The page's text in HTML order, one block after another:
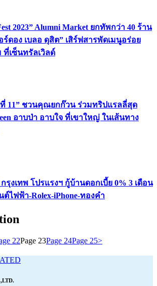
2023” Alumni Market ยกทัพกว่า 40 ร้าน
ร์ดอง เบลอ ดุสิต” เสิร์ฟสารพัดเมนูอร่อย
ที่เซ็นทรัลเวิลด์
ที่ 11” ชวนคุณยกก๊วน ร่วมทริปแรลลี่สุด
อาบป่า อาบใจ ที่เขาใหญ่ ในเส้นทาง
รุงเทพ โปรแรงฯ กู้บ้านดอกเบี้ย 0% 3 เดือน
ไฟฟ้า-Rolex-iPhone-ทองคำ
22Page 23Page 24Page 25>